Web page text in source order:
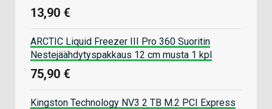
13,90 €
ARCTIC Liquid Freezer III Pro 360 Suoritin
Nestejäähdytyspakkaus 12 cm musta 1 kpl
75,90 €
Kingston Technology NV3 2 TB M.2 PCI Express